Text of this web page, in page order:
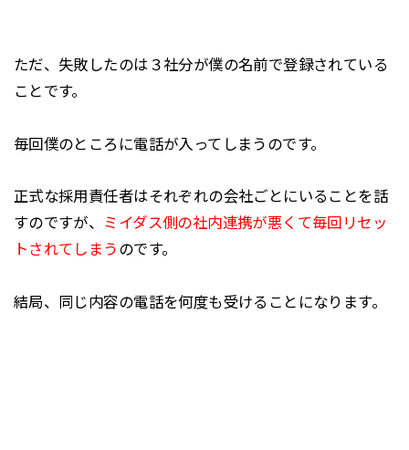
ただ、失敗したのは３社分が僕の名前で登録されている
ことです。
毎回僕のところに電話が入ってしまうのです。
正式な採用責任者はそれぞれの会社ごとにいることを話
すのですが、 ミイダス側の社内連携が悪くて毎回リセッ
トされてしまう のです。
結局、同じ内容の電話を何度も受けることになります。